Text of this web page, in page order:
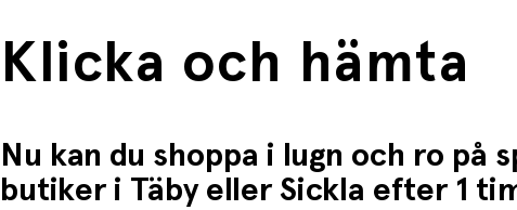
Klicka och hämta
Nu kan du shoppa i lugn och ro
butiker i Täby eller Sickla efter 1